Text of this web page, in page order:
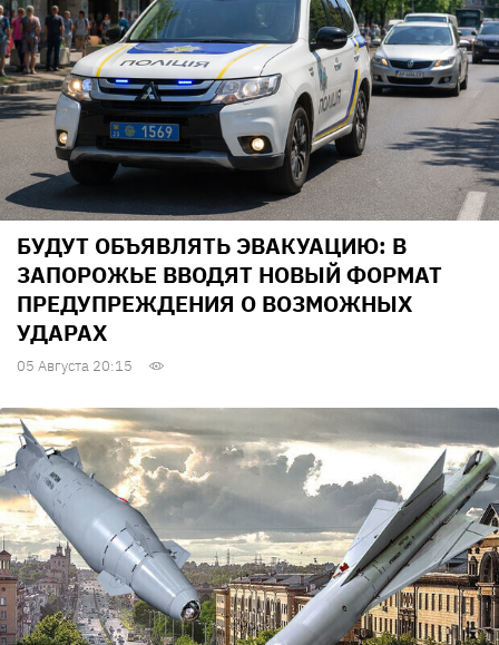
БУДУТ ОБЪЯВЛЯТЬ ЭВАКУАЦИЮ: В
ЗАПОРОЖЬЕ ВВОДЯТ НОВЫЙ ФОРМАТ
ПРЕДУПРЕЖДЕНИЯ О ВОЗМОЖНЫХ
УДАРАХ
05 Августа 20:15